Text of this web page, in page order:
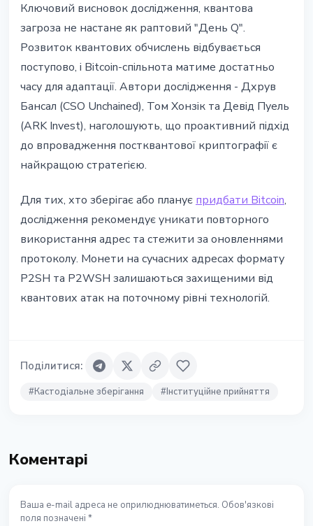
Ключовий висновок дослідження, квантова
загроза не настане як раптовий "День Q".
Розвиток квантових обчислень відбувається
поступово, і Bitcoin-спільнота матиме достатньо
часу для адаптації. Автори дослідження - Дхрув
Бансал (CSO Unchained), Том Хонзік та Девід Пуель
(ARK Invest), наголошують, що проактивний підхід
до впровадження постквантової криптографії є
найкращою стратегією.
Для тих, хто зберігає або планує придбати Bitcoin,
дослідження рекомендує уникати повторного
використання адрес та стежити за оновленнями
протоколу. Монети на сучасних адресах формату
P2SH та P2WSH залишаються захищеними від
квантових атак на поточному рівні технологій.
Поділитися:
#Кастодіальне зберігання #Інституційне прийняття
Коментарі
Ваша e-mail адреса не оприлюднюватиметься. Обов'язкові
поля позначені *